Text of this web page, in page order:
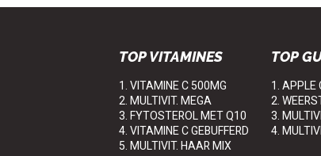
TOP VITAMINES
1. VITAMINE C 500MG
2. MULTIVIT. MEGA
3. FYTOSTEROL MET Q10
4. VITAMINE C GEBUFFERD
5. MULTIVIT. HAAR MIX
TOP
1. APPLE
2.
3.
4.